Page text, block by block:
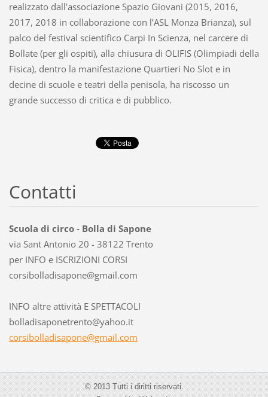
realizzato dall’associazione Spazio Giovani (2015, 2016,
2017, 2018 in collaborazione con l’ASL Monza Brianza), sul
palco del festival scientifico Carpi In Scienza, nel carcere di
Bollate (per gli ospiti), alla chiusura di OLIFIS (Olimpiadi della
Fisica), dentro la manifestazione Quartieri No Slot e in
decine di scuole e teatri della penisola, ha riscosso un
grande successo di critica e di pubblico.
Contatti
Scuola di circo - Bolla di Sapone
via Sant Antonio 20 - 38122 Trento
per INFO e ISCRIZIONI CORSI
corsibolladisapone@gmail.com
INFO altre attività E SPETTACOLI
bolladisaponetrento@yahoo.it
corsibolladisapone@gmail.com
© 2013 Tutti i diritti riservati.